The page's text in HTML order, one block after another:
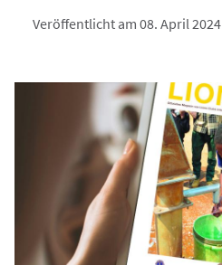
Veröffentlicht am 08. April 2024